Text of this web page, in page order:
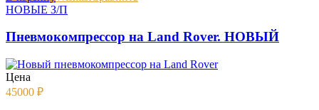
НОВЫЕ З/П
Пневмокомпрессор на Land Rover. НОВЫЙ
Цена
45000 ₽